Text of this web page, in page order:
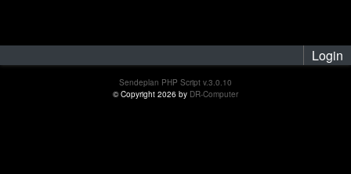
Login
Sendeplan PHP Script v.3.0.10
© Copyright 2026 by DR-Computer